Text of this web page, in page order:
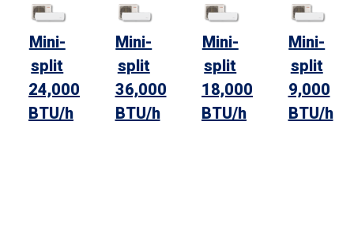
Mini-
split
24,000
BTU/h
Mini-
split
36,000
BTU/h
Mini-
split
18,000
BTU/h
Mini-
split
9,000
BTU/h